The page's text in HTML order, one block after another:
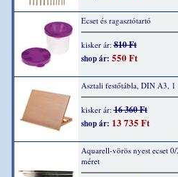
Ecset és ragasztótartó
kisker ár:810 Ft
shop ár: 550 Ft
Asztali festőtábla, DIN A3, 1
kisker ár:16 360 Ft
shop ár: 13 735 Ft
Aquarell-vörös nyest ecset
méret